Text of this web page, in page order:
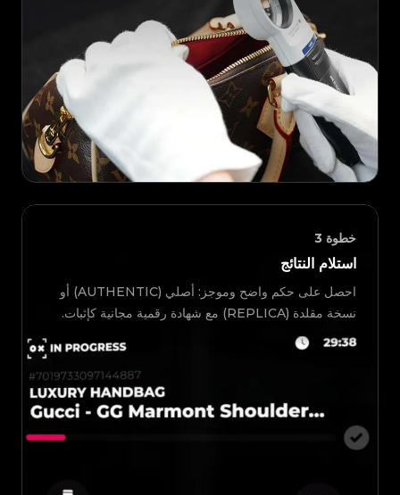
خطوة 3
استلام النتائج
احصل على حكم واضح وموجز: أصلي (AUTHENTIC) أو
نسخة مقلدة (REPLICA) مع شهادة رقمية مجانية كإثبات.